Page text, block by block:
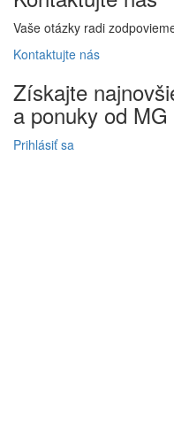
Vaše otázky radi
Kontaktujte nás
Získajte
a ponuky od MG
Prihlásiť sa